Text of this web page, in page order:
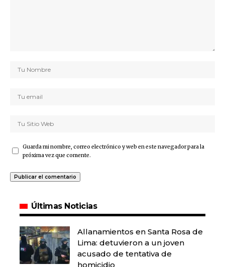
Guarda mi nombre, correo electrónico y web en este navegador para la
próxima vez que comente.
Últimas Noticias
Allanamientos en Santa Rosa de
Lima: detuvieron a un joven
acusado de tentativa de
homicidio